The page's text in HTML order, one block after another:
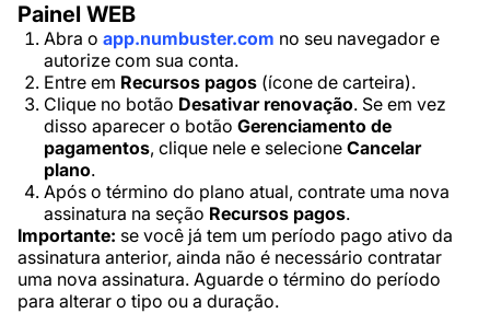
Painel WEB
Abra o app.numbuster.com no seu navegador e
autorize com sua conta.
Entre em Recursos pagos (ícone de carteira).
Clique no botão Desativar renovação. Se em vez
disso aparecer o botão Gerenciamento de
pagamentos, clique nele e selecione Cancelar
plano.
Após o término do plano atual, contrate uma nova
assinatura na seção Recursos pagos.
Importante: se você já tem um período pago ativo da
assinatura anterior, ainda não é necessário contratar
uma nova assinatura. Aguarde o término do período
para alterar o tipo ou a duração.